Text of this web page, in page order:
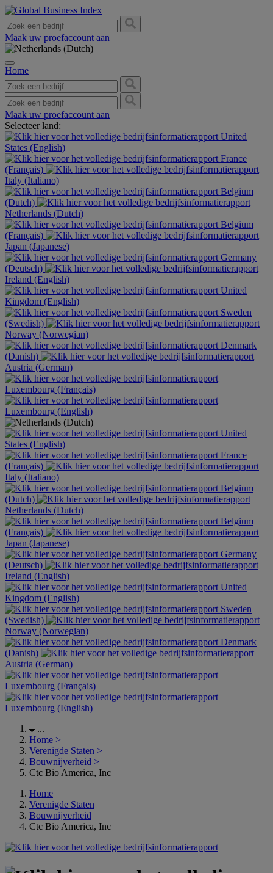
Maak uw proefaccount aan
Home
Maak uw proefaccount aan
Selecteer land:
United
States (English)
France
(Français)
Italy (Italiano)
Belgium
(Dutch)
Netherlands (Dutch)
Belgium
(Français)
Japan (Japanese)
Germany
(Deutsch)
Ireland (English)
United
Kingdom (English)
Sweden
(Swedish)
Norway (Norwegian)
Denmark
(Danish)
Austria (German)
Luxembourg (Français)
Luxembourg (English)
United
States (English)
France
(Français)
Italy (Italiano)
Belgium
(Dutch)
Netherlands (Dutch)
Belgium
(Français)
Japan (Japanese)
Germany
(Deutsch)
Ireland (English)
United
Kingdom (English)
Sweden
(Swedish)
Norway (Norwegian)
Denmark
(Danish)
Austria (German)
Luxembourg (Français)
Luxembourg (English)
...
Home >
Verenigde Staten >
Bouwnijverheid >
Ctc Bio America, Inc
Home
Verenigde Staten
Bouwnijverheid
Ctc Bio America, Inc